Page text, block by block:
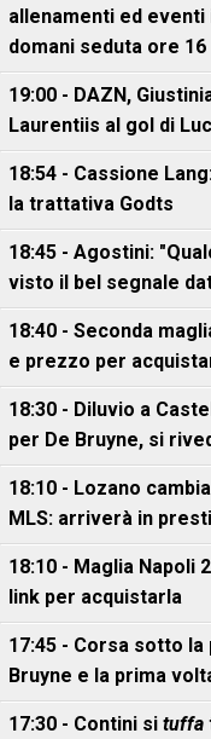
allenamenti ed
domani seduta ore 16
19:00 - DAZN,
Laurentiis al gol di
18:54 - Cassione
la trattativa Godts
18:45 - Agostini:
visto il bel segnale
18:40 - Seconda
e prezzo per
18:30 - Diluvio a
per De Bruyne, si
18:10 - Lozano
MLS: arriverà in
18:10 - Maglia Napoli
link per acquistarla
17:45 - Corsa sotto
Bruyne e la prima
17:30 - Contini si tuffa